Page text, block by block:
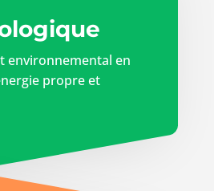
environnemental en
propre et